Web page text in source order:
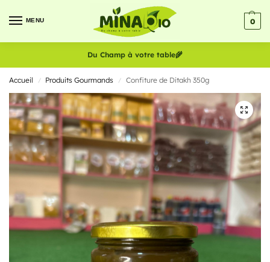
MENU 0
Du Champ à votre table🌾
Accueil / Produits Gourmands / Confiture de Ditakh 350g